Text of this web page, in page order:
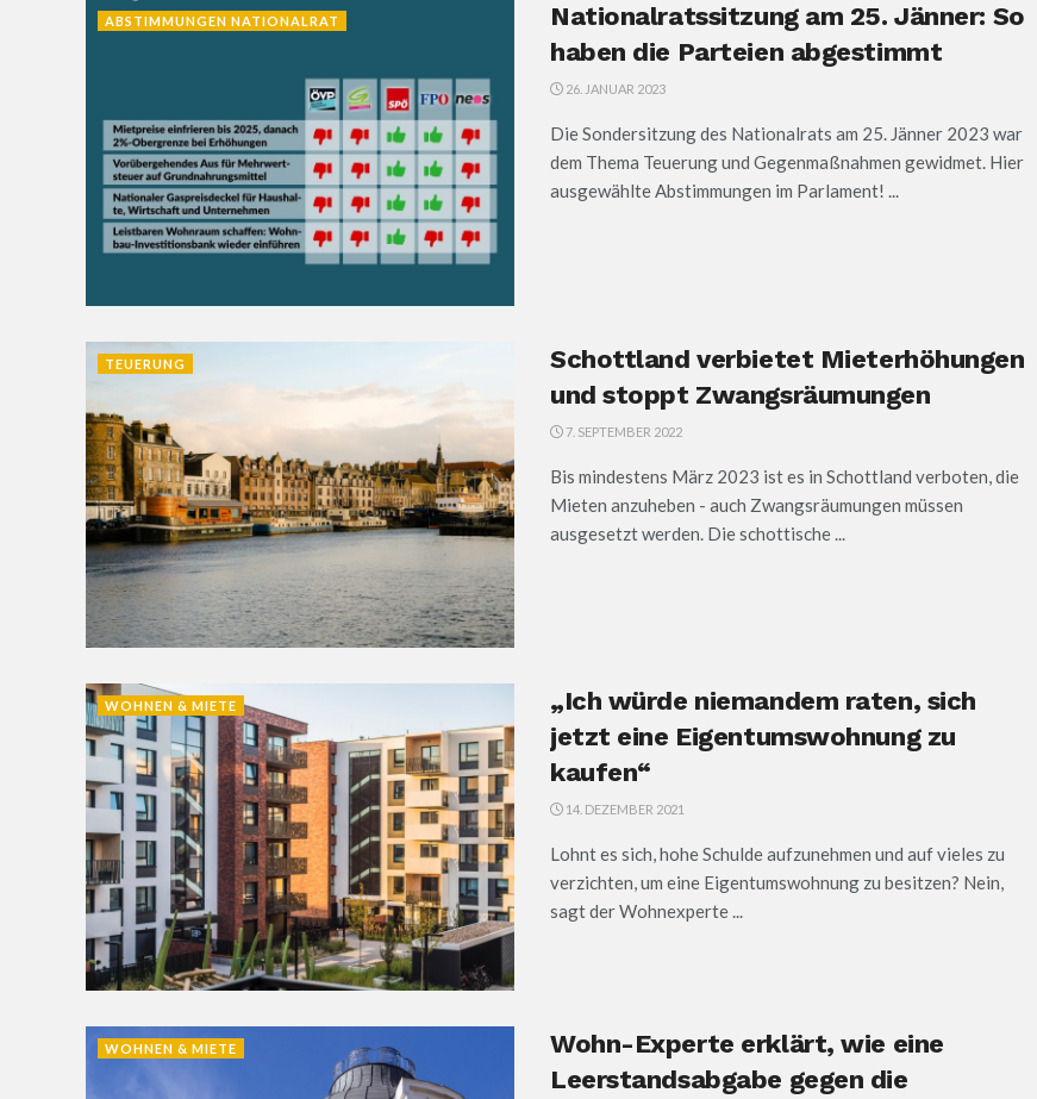
ABSTIMMUNGEN NATIONALRAT
Nationalratssitzung am 25. Jänner: So
haben die Parteien abgestimmt
26. JANUAR 2023
Die Sondersitzung des Nationalrats am 25. Jänner 2023 war
dem Thema Teuerung und Gegenmaßnahmen gewidmet. Hier
ausgewählte Abstimmungen im Parlament! ...
TEUERUNG
Schottland verbietet Mieterhöhungen
und stoppt Zwangsräumungen
7. SEPTEMBER 2022
Bis mindestens März 2023 ist es in Schottland verboten, die
Mieten anzuheben - auch Zwangsräumungen müssen
ausgesetzt werden. Die schottische ...
WOHNEN & MIETE
„Ich würde niemandem raten, sich
jetzt eine Eigentumswohnung zu
kaufen“
14. DEZEMBER 2021
Lohnt es sich, hohe Schulde aufzunehmen und auf vieles zu
verzichten, um eine Eigentumswohnung zu besitzen? Nein,
sagt der Wohnexperte ...
WOHNEN & MIETE
Wohn-Experte erklärt, wie eine
Leerstandsabgabe gegen die